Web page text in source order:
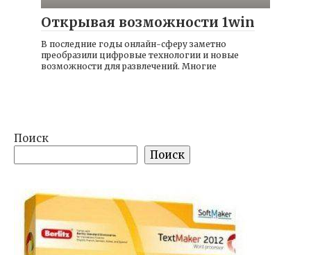
Открывая возможности 1win
В последние годы онлайн-сферу заметно
преобразили цифровые технологии и новые
возможности для развлечений. Многие
Поиск
Поиск